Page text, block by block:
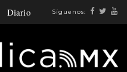
Diario Síguenos: